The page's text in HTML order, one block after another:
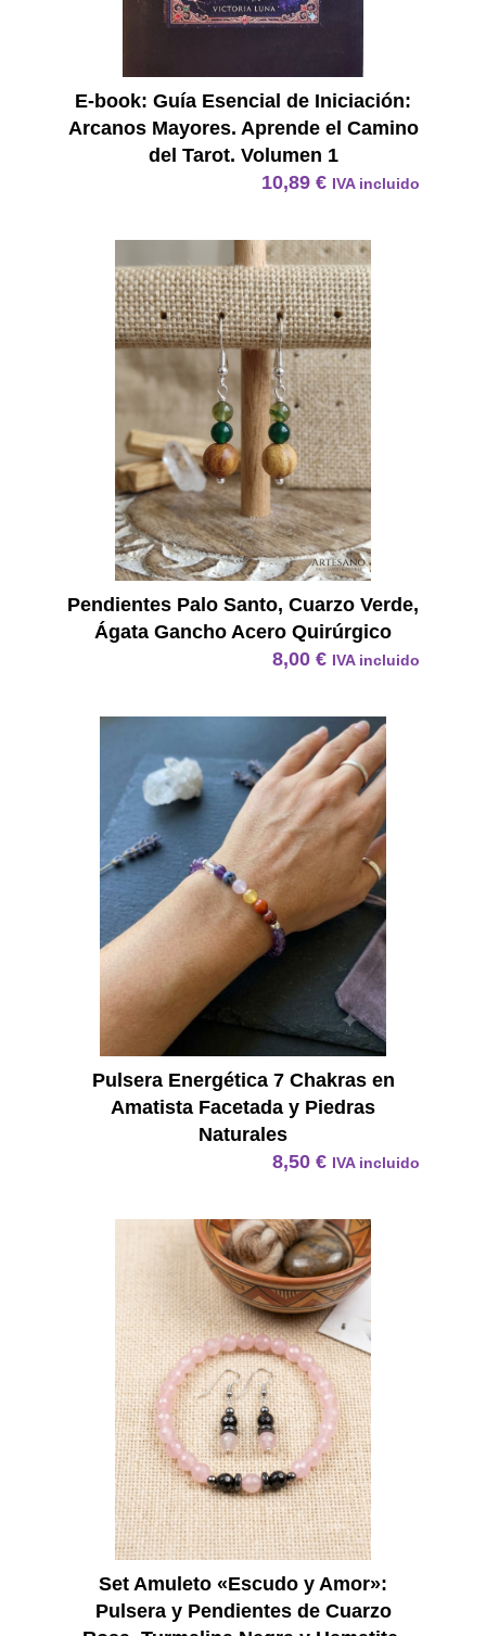
E-book: Guía Esencial de Iniciación:
Arcanos Mayores. Aprende el Camino
del Tarot. Volumen 1
10,89 € IVA incluido
Pendientes Palo Santo, Cuarzo Verde,
Ágata Gancho Acero Quirúrgico
8,00 € IVA incluido
Pulsera Energética 7 Chakras en
Amatista Facetada y Piedras
Naturales
8,50 € IVA incluido
Set Amuleto «Escudo y Amor»:
Pulsera y Pendientes de Cuarzo